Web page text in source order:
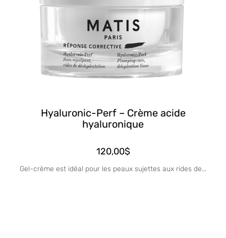
Hyaluronic-Perf – Crème acide
hyaluronique
120,00$
Gel-crème est idéal pour les peaux sujettes aux rides de...